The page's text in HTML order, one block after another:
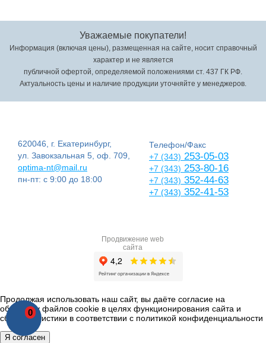
0
Уважаемые покупатели!
Информация (включая цены), размещенная на сайте, носит справочный
характер и не является
публичной офертой, определяемой положениями ст. 437 ГК РФ.
Актуальность цены и наличие продукции уточняйте у менеджеров.
620046, г. Екатеринбург,
ул. Завокзальная 5, оф. 709,
optima-nt@mail.ru
пн-пт: с 9:00 до 18:00
Телефон/Факс
+7 (343) 253-05-03
+7 (343) 253-80-16
+7 (343) 352-44-63
+7 (343) 352-41-53
Продвижение web
сайта
Продолжая использовать наш сайт, вы даёте согласие на
обработку файлов cookie в целях функционирования сайта и
сбора статистики в соответствии с политикой конфиденциальности
Я согласен